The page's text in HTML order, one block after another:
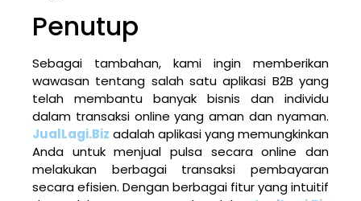
Penutup
Sebagai tambahan, kami ingin memberikan
wawasan tentang salah satu aplikasi B2B yang
telah membantu banyak bisnis dan individu
dalam transaksi online yang aman dan nyaman.
JualLagi.Biz adalah aplikasi yang memungkinkan
Anda untuk menjual pulsa secara online dan
melakukan berbagai transaksi pembayaran
secara efisien. Dengan berbagai fitur yang intuitif